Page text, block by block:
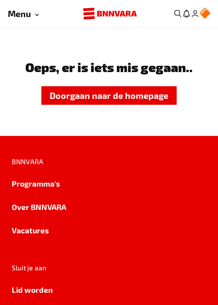
Menu
Oeps, er is iets mis gegaan..
Doorgaan naar de homepage
BNNVARA
Programma's
Over BNNVARA
Vacatures
Sluit je aan
Lid worden